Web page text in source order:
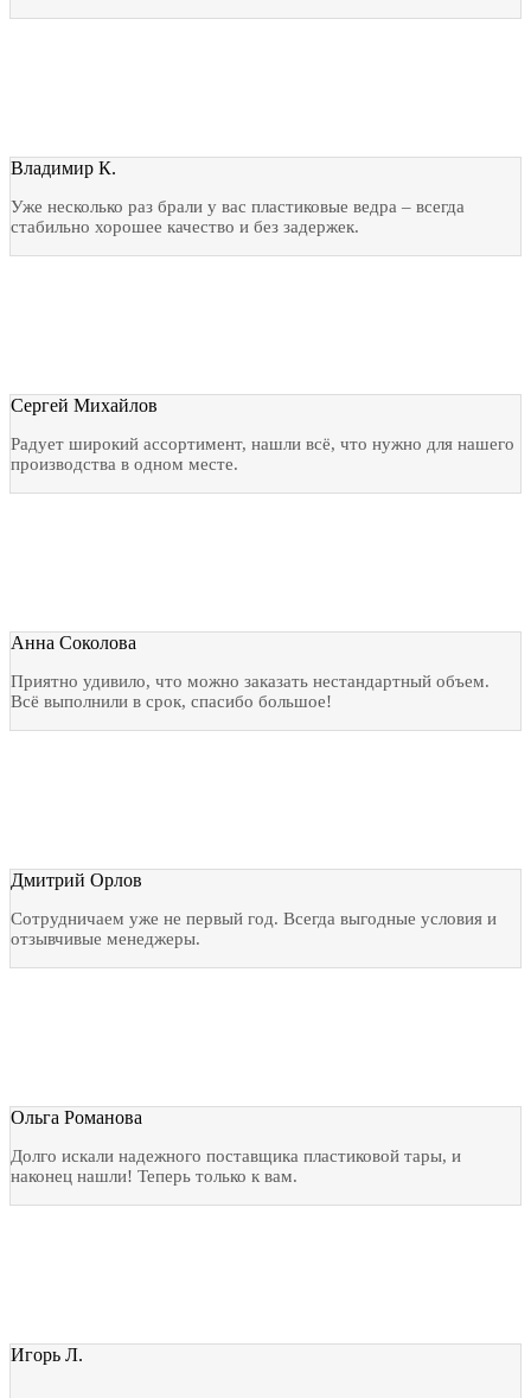
Владимир К.
Уже несколько раз брали у вас пластиковые ведра – всегда
стабильно хорошее качество и без задержек.
Сергей Михайлов
Радует широкий ассортимент, нашли всё, что нужно для нашего
производства в одном месте.
Анна Соколова
Приятно удивило, что можно заказать нестандартный объем.
Всё выполнили в срок, спасибо большое!
Дмитрий Орлов
Сотрудничаем уже не первый год. Всегда выгодные условия и
отзывчивые менеджеры.
Ольга Романова
Долго искали надежного поставщика пластиковой тары, и
наконец нашли! Теперь только к вам.
Игорь Л.